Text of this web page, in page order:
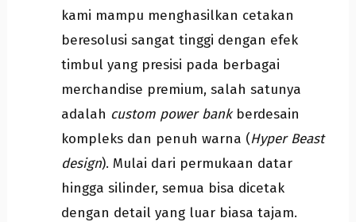
kami mampu menghasilkan cetakan
beresolusi sangat tinggi dengan efek
timbul yang presisi pada berbagai
merchandise premium, salah satunya
adalah custom power bankberdesain
kompleks dan penuh warna (Hyper Beast
design). Mulai dari permukaan datar
hingga silinder, semua bisa dicetak
dengan detail yang luar biasa tajam.